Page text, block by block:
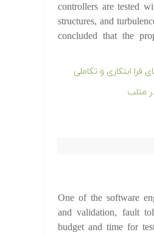
controllers are tested
structures, and
concluded that the
متلب
One of the software
and validation, fault
budget and time for